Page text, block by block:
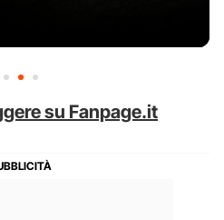
su Fanpage.it